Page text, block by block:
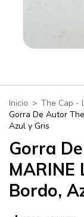
Inicio > The Cap -
Gorra De Autor
Azul y Gris
Gorra
MARINE
Bordo,